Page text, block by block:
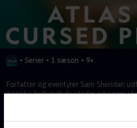
• Serier • 1 sæson • 9+
Forfatter og eventyrer Sam Sheridan
ikoniske forbandede steder og søger